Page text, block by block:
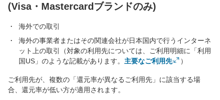
(Visa・Mastercardブランドのみ)
海外での取引
海外の事業者またはその関連会社が日本国内で行うインターネ
ット上の取引（対象の利用先については、ご利用明細に「利用
国US」のような記載があります。 主要なご利用先 ）
ご利用先が、複数の「還元率が異なるご利用先」に該当する場
合、還元率が低い方が適用されます。